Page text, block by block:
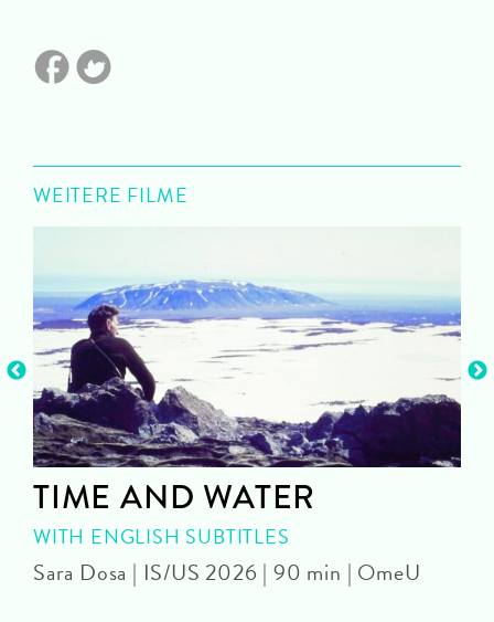
WEITERE FILME
TIME AND WATER
WITH ENGLISH SUBTITLES
Sara Dosa | IS/US 2026 | 90 min | OmeU